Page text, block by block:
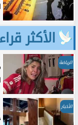
الأكثر
الرياضة
الأخبار